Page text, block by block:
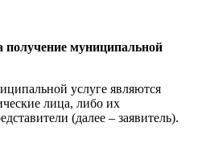
муниципальной
услуге являются
лица, либо их
(далее – заявитель).